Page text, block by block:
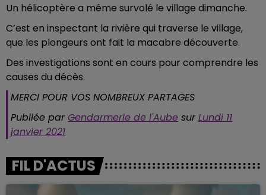
Un hélicoptère a même survolé le village dimanche.
C’est en inspectant la rivière qui traverse le village,
que les plongeurs ont fait la macabre découverte.
Des investigations sont en cours pour comprendre les
causes du décès.
MERCI POUR VOS NOMBREUX PARTAGES
Publiée par Gendarmerie de l'Aube sur Lundi 11
janvier 2021
FIL D'ACTUS